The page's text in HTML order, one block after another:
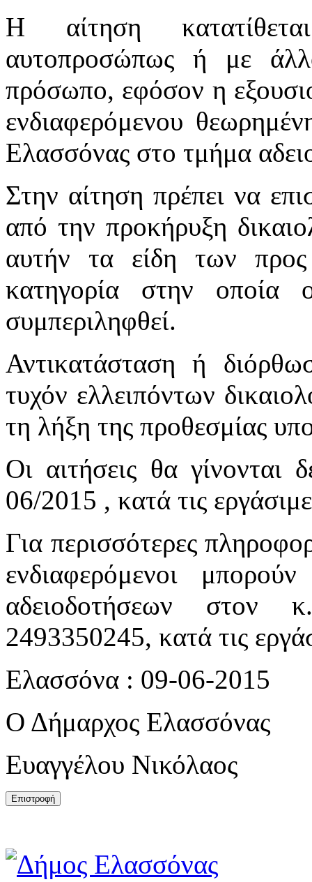
Η αίτηση
αυτοπροσώπως ή με
πρόσωπο, εφόσον η
ενδιαφερόμενου
Ελασσόνας στο τμήμα
Στην αίτηση πρέπει να
από την προκήρυξη
αυτήν τα είδη των
κατηγορία στην οποία
συμπεριληφθεί.
Αντικατάσταση ή
τυχόν ελλειπόντων
τη λήξη της προθεσμίας
Οι αιτήσεις θα
06/2015 , κατά τις
Για περισσότερες
ενδιαφερόμενοι
αδειοδοτήσεων στον
2493350245, κατά τις
Ελασσόνα : 09-06-2015
Ο Δήμαρχος Ελασσόνας
Ευαγγέλου Νικόλαος